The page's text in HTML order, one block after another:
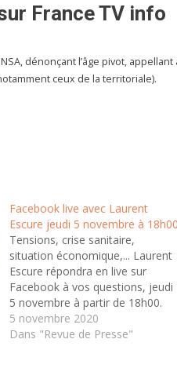
France TV info
dénonçant l’âge pivot, appellant
ceux de la territoriale).
Facebook live avec Laurent
Escure jeudi 5 novembre à 18h00
Tensions, crise sanitaire,
situation économique,... Laurent
Escure répondra en live sur
Facebook à vos questions, jeudi
5 novembre à partir de 18h00.
Vous pouvez dès maintenant
poser vos questions sur :
5 novembre 2020
Dans "Revue de Presse"